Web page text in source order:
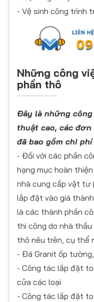
- Vệ sinh công trình
Những công
phần thô
Đây là những
thuật cao, các
đã bao gồm chi
- Đối với các phần
hạng mục hoàn
nhà cung cấp vật tư
lắp đặt vào giá
là các thành phần
thi công do nhà
thô nêu trên, cụ thể
- Đá Granit ốp
- Công tác lắp đặt
cửa các loại
- Công tác lắp đặt